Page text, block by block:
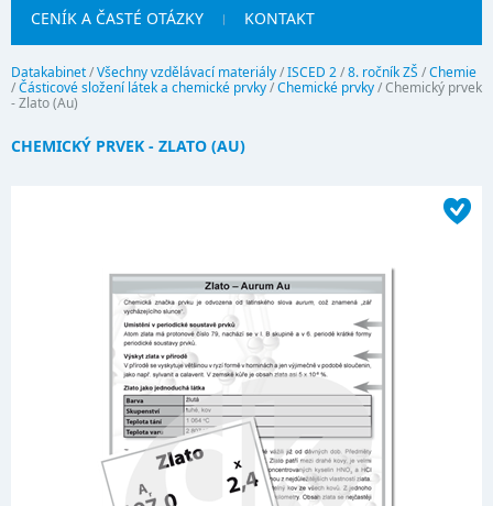
CENÍK A ČASTÉ OTÁZKY KONTAKT
Datakabinet/Všechny vzdělávací materiály/ISCED 2/8. ročník ZŠ /Chemie
/Částicové složení látek a chemické prvky/Chemické prvky/Chemický prvek
- Zlato (Au)
CHEMICKÝ PRVEK - ZLATO (AU)